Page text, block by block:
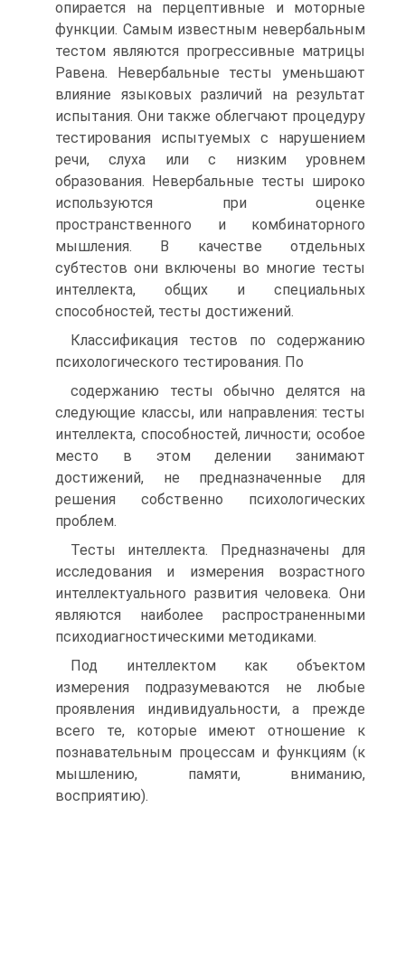
опирается на перцептивные и моторные
функции. Самым известным невербальным
тестом являются прогрессивные матрицы
Равена. Невербальные тесты уменьшают
влияние языковых различий на результат
испытания. Они также облегчают процедуру
тестирования испытуемых с нарушением
речи, слуха или с низким уровнем
образования. Невербальные тесты широко
используются при оценке
пространственного и комбинаторного
мышления. В качестве отдельных
субтестов они включены во многие тесты
интеллекта, общих и специальных
способностей, тесты достижений.
Классификация тестов по содержанию
психологического тестирования. По
содержанию тесты обычно делятся на
следующие классы, или направления: тесты
интеллекта, способностей, личности; особое
место в этом делении занимают
достижений, не предназначенные для
решения собственно психологических
проблем.
Тесты интеллекта. Предназначены для
исследования и измерения возрастного
интеллектуального развития человека. Они
являются наиболее распространенными
психодиагностическими методиками.
Под интеллектом как объектом
измерения подразумеваются не любые
проявления индивидуальности, а прежде
всего те, которые имеют отношение к
познавательным процессам и функциям (к
мышлению, памяти, вниманию,
восприятию).